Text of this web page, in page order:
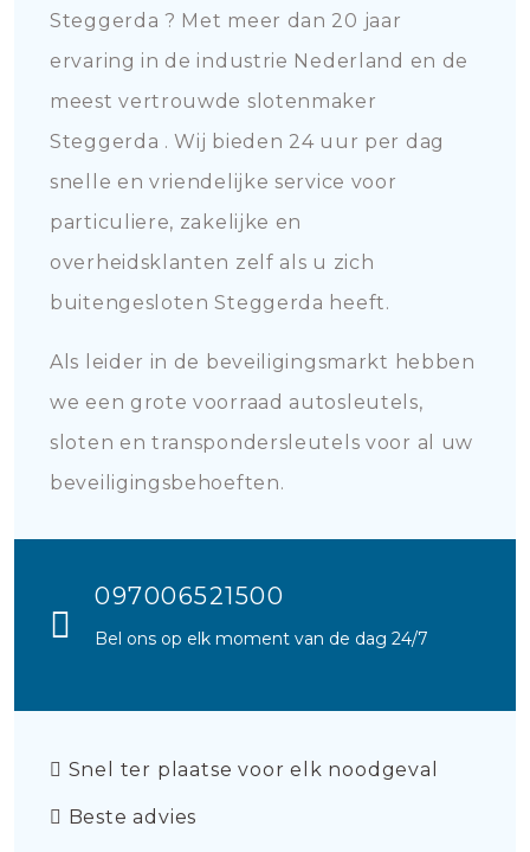
Steggerda ? Met meer dan 20 jaar
ervaring in de industrie Nederland en de
meest vertrouwde slotenmaker
Steggerda . Wij bieden 24 uur per dag
snelle en vriendelijke service voor
particuliere, zakelijke en
overheidsklanten zelf als u zich
buitengesloten Steggerda heeft.
Als leider in de beveiligingsmarkt hebben
we een grote voorraad autosleutels,
sloten en transpondersleutels voor al uw
beveiligingsbehoeften.
097006521500
Bel ons op elk moment van de dag 24/7
Snel ter plaatse voor elk noodgeval
Beste advies